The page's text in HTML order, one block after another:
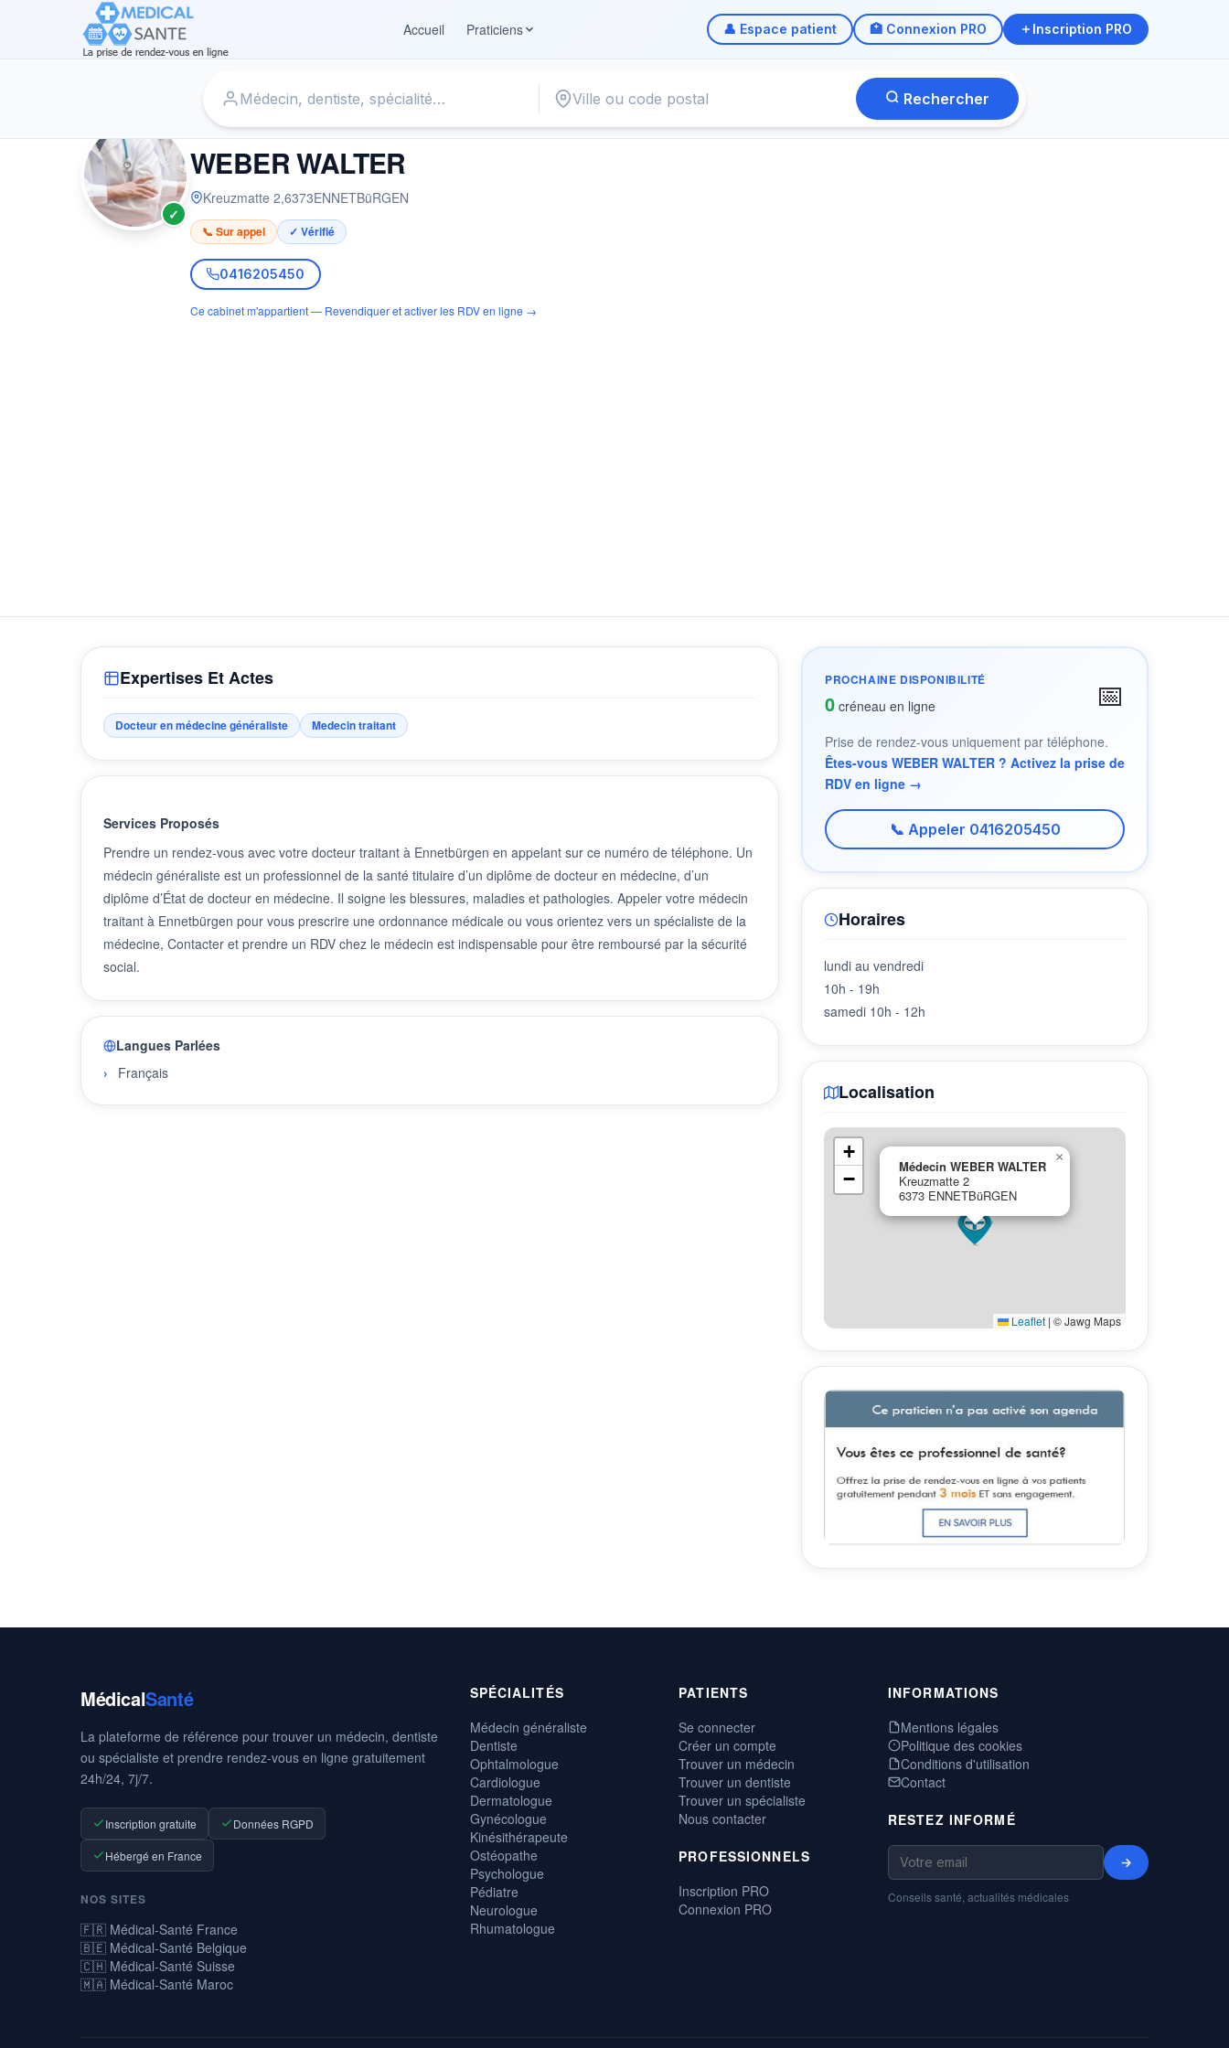
Accueil
Praticiens 👤 Espace patient 🏥 Connexion PRO Inscription PRO
Rechercher
✓
MÉDECIN
WEBER WALTER
Kreuzmatte 2,6373ENNETBüRGEN
📞 Sur appel ✓ Vérifié
0416205450
Ce cabinet m'appartient — Revendiquer et activer les RDV en ligne →
Expertises Et Actes
Docteur en médecine généraliste Medecin traitant
Services Proposés
Prendre un rendez-vous avec votre docteur traitant à Ennetbürgen en appelant sur ce numéro de téléphone. Un
médecin généraliste est un professionnel de la santé titulaire d’un diplôme de docteur en médecine, d’un
diplôme d’État de docteur en médecine. Il soigne les blessures, maladies et pathologies. Appeler votre médecin
traitant à Ennetbürgen pour vous prescrire une ordonnance médicale ou vous orientez vers un spécialiste de la
médecine, Contacter et prendre un RDV chez le médecin est indispensable pour être remboursé par la sécurité
social.
Langues Parlées
Français
PROCHAINE DISPONIBILITÉ
0 créneau en ligne 📅
Prise de rendez-vous uniquement par téléphone.
Êtes-vous WEBER WALTER ? Activez la prise de
RDV en ligne →
📞 Appeler 0416205450
Horaires
lundi au vendredi
10h - 19h
samedi 10h - 12h
Localisation
Médecin WEBER WALTER
Kreuzmatte 2
6373 ENNETBüRGEN
×
+
−
Leaflet | © Jawg Maps
MédicalSanté
La plateforme de référence pour trouver un médecin, dentiste
ou spécialiste et prendre rendez-vous en ligne gratuitement
24h/24, 7j/7.
Inscription gratuite Données RGPD
Hébergé en France
NOS SITES
🇫🇷 Médical-Santé France
🇧🇪 Médical-Santé Belgique
🇨🇭 Médical-Santé Suisse
🇲🇦 Médical-Santé Maroc
SPÉCIALITÉS
Médecin généraliste
Dentiste
Ophtalmologue
Cardiologue
Dermatologue
Gynécologue
Kinésithérapeute
Ostéopathe
Psychologue
Pédiatre
Neurologue
Rhumatologue
PATIENTS
Se connecter
Créer un compte
Trouver un médecin
Trouver un dentiste
Trouver un spécialiste
Nous contacter
PROFESSIONNELS
Inscription PRO
Connexion PRO
INFORMATIONS
Mentions légales
Politique des cookies
Conditions d'utilisation
Contact
RESTEZ INFORMÉ
→
Conseils santé, actualités médicales